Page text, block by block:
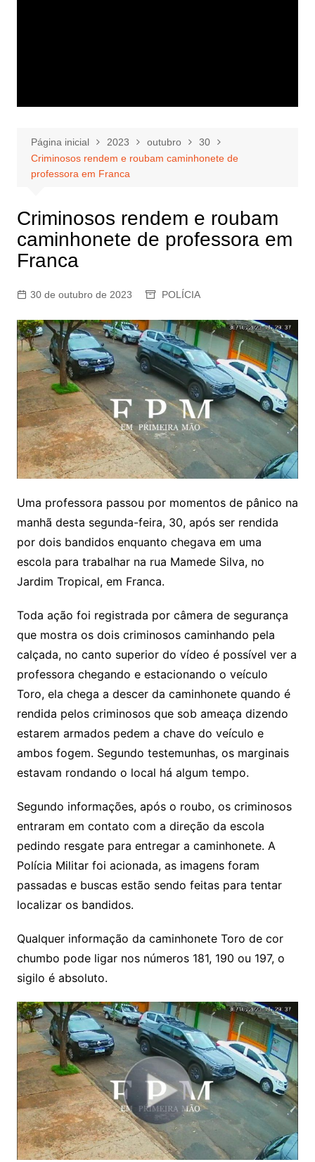
Página inicial 2023 outubro
30
Criminosos rendem e roubam caminhonete de
professora em Franca
Criminosos rendem e roubam
caminhonete de professora em
Franca
30 de outubro de 2023 POLÍCIA
Uma professora passou por momentos de pânico na
manhã desta segunda-feira, 30, após ser rendida
por dois bandidos enquanto chegava em uma
escola para trabalhar na rua Mamede Silva, no
Jardim Tropical, em Franca.
Toda ação foi registrada por câmera de segurança
que mostra os dois criminosos caminhando pela
calçada, no canto superior do vídeo é possível ver a
professora chegando e estacionando o veículo
Toro, ela chega a descer da caminhonete quando é
rendida pelos criminosos que sob ameaça dizendo
estarem armados pedem a chave do veículo e
ambos fogem. Segundo testemunhas, os marginais
estavam rondando o local há algum tempo.
Segundo informações, após o roubo, os criminosos
entraram em contato com a direção da escola
pedindo resgate para entregar a caminhonete. A
Polícia Militar foi acionada, as imagens foram
passadas e buscas estão sendo feitas para tentar
localizar os bandidos.
Qualquer informação da caminhonete Toro de cor
chumbo pode ligar nos números 181, 190 ou 197, o
sigilo é absoluto.